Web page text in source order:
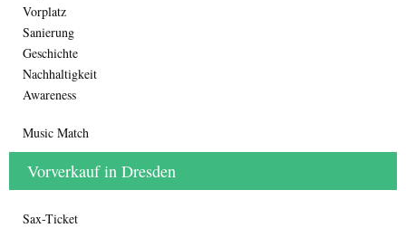
Vorplatz
Sanierung
Geschichte
Nachhaltigkeit
Awareness
Music Match
Vorverkauf in Dresden
Sax-Ticket